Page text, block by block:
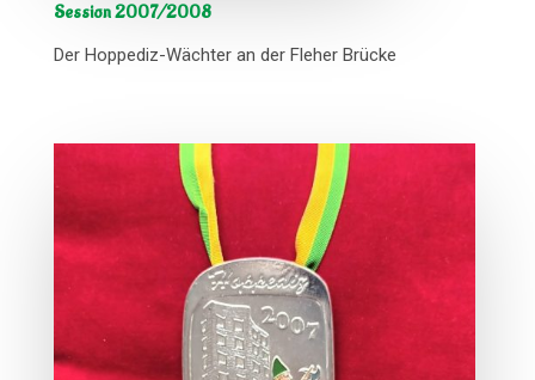
Session 2007/2008
Der Hoppediz-Wächter an der Fleher Brücke